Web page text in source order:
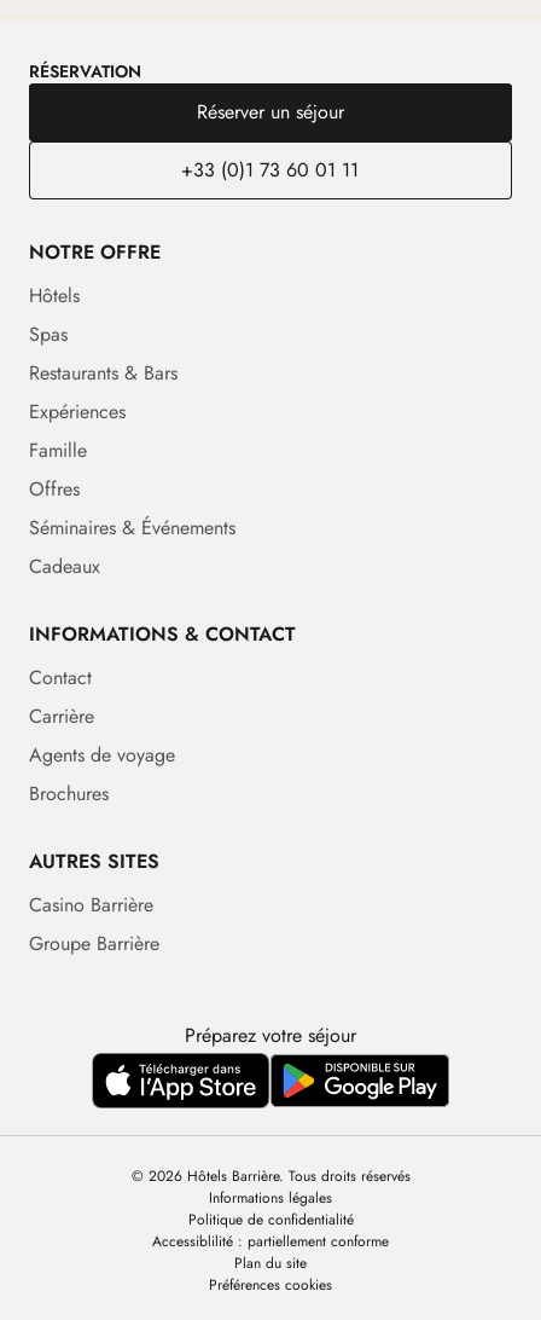
RÉSERVATION
Réserver un séjour
+33 (0)1 73 60 01 11
NOTRE OFFRE
Hôtels
Spas
Restaurants & Bars
Expériences
Famille
Offres
Séminaires & Événements
Cadeaux
INFORMATIONS & CONTACT
Contact
Carrière
Agents de voyage
Brochures
AUTRES SITES
Casino Barrière
Groupe Barrière
Préparez votre séjour
© 2026 Hôtels Barrière. Tous droits réservés
Informations légales
Politique de confidentialité
Accessiblilité : partiellement conforme
Plan du site
Préférences cookies